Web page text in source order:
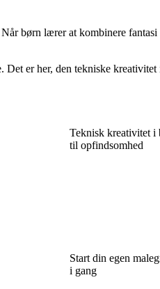
børn lærer at kombinere fantasi
Det er her, den tekniske
Teknisk kreativitet i
til opfindsomhed
Start din egen
i gang